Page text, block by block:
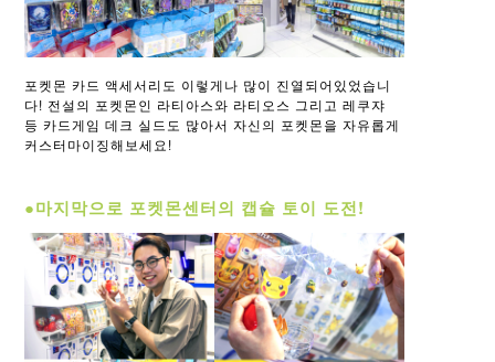
포켓몬 카드 액세서리도 이렇게나 많이 진열되어있었습니
다! 전설의 포켓몬인 라티아스와 라티오스 그리고 레쿠쟈
등 카드게임 데크 실드도 많아서 자신의 포켓몬을 자유롭게
커스터마이징해보세요!
●마지막으로 포켓몬센터의 캡슐 토이 도전!